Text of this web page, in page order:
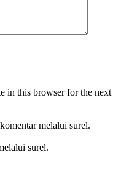
in this browser for the next
melalui surel.
surel.